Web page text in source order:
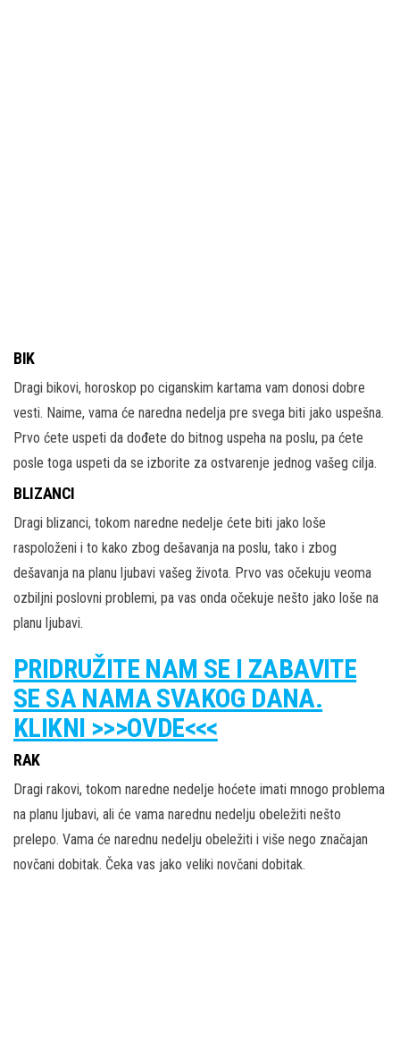
BIK
Dragi bikovi, horoskop po ciganskim kartama vam donosi dobre
vesti. Naime, vama će naredna nedelja pre svega biti jako uspešna.
Prvo ćete uspeti da dođete do bitnog uspeha na poslu, pa ćete
posle toga uspeti da se izborite za ostvarenje jednog vašeg cilja.
BLIZANCI
Dragi blizanci, tokom naredne nedelje ćete biti jako loše
raspoloženi i to kako zbog dešavanja na poslu, tako i zbog
dešavanja na planu ljubavi vašeg života. Prvo vas očekuju veoma
ozbiljni poslovni problemi, pa vas onda očekuje nešto jako loše na
planu ljubavi.
PRIDRUŽITE NAM SE I ZABAVITE
SE SA NAMA SVAKOG DANA.
KLIKNI >>>OVDE<<<
RAK
Dragi rakovi, tokom naredne nedelje hoćete imati mnogo problema
na planu ljubavi, ali će vama narednu nedelju obeležiti nešto
prelepo. Vama će narednu nedelju obeležiti i više nego značajan
novčani dobitak. Čeka vas jako veliki novčani dobitak.